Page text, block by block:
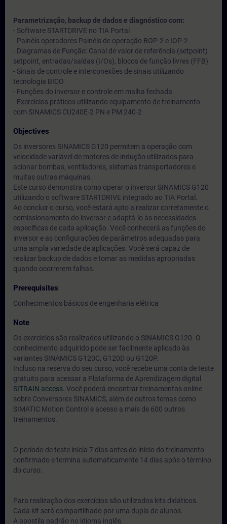
Parametrização, backup de dados e diagnóstico com:
- Software STARTDRIVE no TIA Portal
- Painéis operadores Painéis de operação BOP-2 e IOP-2
- Diagramas de Função: Canal de valor de referência (setpoint)
setpoint, entradas/saídas (I/Os), blocos de função livres (FFB)
- Sinais de controle e interconexões de sinais utilizando
tecnologia BICO
- Funções do inversor e controle em malha fechada
- Exercícios práticos utilizando equipamento de treinamento
com SINAMICS CU240E-2 PN e PM 240-2
Objectives
Os inversores SINAMICS G120 permitem a operação com
velocidade variável de motores de indução utilizados para
acionar bombas, ventiladores, sistemas transportadores e
muitas outras máquinas.
Este curso demonstra como operar o inversor SINAMICS G120
utilizando o software STARTDRIVE integrado ao TIA Portal.
Ao concluir o curso, você estará apto a realizar corretamente o
comissionamento do inversor e adaptá-lo às necessidades
específicas de cada aplicação. Você conhecerá as funções do
inversor e as configurações de parâmetros adequadas para
uma ampla variedade de aplicações. Você será capaz de
realizar backup de dados e tomar as medidas apropriadas
quando ocorrerem falhas.
Prerequisites
Conhecimentos básicos de engenharia elétrica
Note
Os exercícios são realizados utilizando o SINAMICS G120. O
conhecimento adquirido pode ser facilmente aplicado às
variantes SINAMICS G120C, G120D ou G120P.
Incluso na reserva do seu curso, você recebe uma conta de teste
gratuito para acessar a Plataforma de Aprendizagem digital
SITRAIN access. Você poderá encontrar treinamentos online
sobre Conversores SINAMICS, além de outros temas como
SIMATIC Motion Control e acesso a mais de 600 outros
treinamentos.
O período de teste inicia 7 dias antes do inicio do treinamento
confirmado e termina automaticamente 14 dias após o término
do curso.
Para realização dos exercícios são utilizados kits didáticos.
Cada kit será compartilhado por uma dupla de alunos.
A apostila padrão no idioma inglês.